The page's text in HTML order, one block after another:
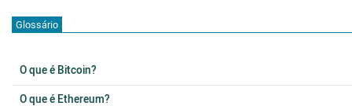
Glossário
O que é Bitcoin?
O que é Ethereum?